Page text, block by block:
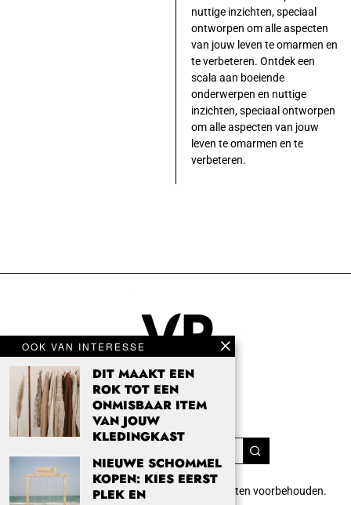
OOK VAN INTERESSE
DIT MAAKT EEN
ROK TOT EEN
ONMISBAAR ITEM
VAN JOUW
KLEDINGKAST
NIEUWE SCHOMMEL
KOPEN: KIES EERST
PLEK EN
nuttige inzichten, speciaal
ontworpen om alle aspecten
van jouw leven te omarmen en
te verbeteren. Ontdek een
scala aan boeiende
onderwerpen en nuttige
inzichten, speciaal ontworpen
om alle aspecten van jouw
leven te omarmen en te
verbeteren.
Copyright 2024 Vrouwenpassie.nl. Alle rechten voorbehouden.